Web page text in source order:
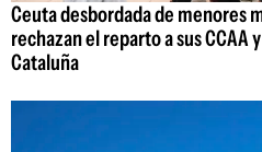
Ceuta desbordada de menores
rechazan el reparto a sus CCAA
Cataluña